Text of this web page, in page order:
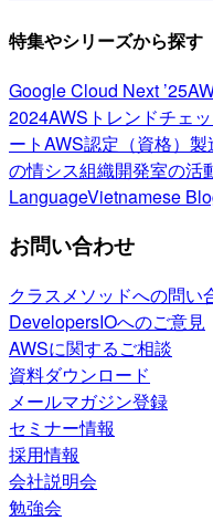
特集やシリーズから探す
Google Cloud Next ’25
2024AWSトレンドチェ
ートAWS認定（資格） 製
の情シス組織開発室の活
LanguageVietnamese
お問い合わせ
クラスメソッドへの問い
DevelopersIOへのご意見
AWSに関するご相談
資料ダウンロード
メールマガジン登録
セミナー情報
採用情報
会社説明会
勉強会